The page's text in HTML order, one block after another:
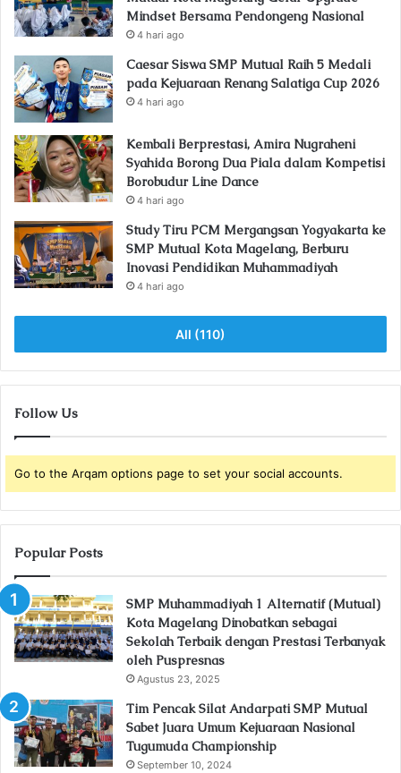
Mindset Bersama Pendongeng Nasional
4 hari ago
Caesar Siswa SMP Mutual Raih 5 Medali
pada Kejuaraan Renang Salatiga Cup 2026
4 hari ago
Kembali Berprestasi, Amira Nugraheni
Syahida Borong Dua Piala dalam Kompetisi
Borobudur Line Dance
4 hari ago
Study Tiru PCM Mergangsan Yogyakarta ke
SMP Mutual Kota Magelang, Berburu
Inovasi Pendidikan Muhammadiyah
4 hari ago
All (110)
Follow Us
Go to the Arqam options page to set your social accounts.
Popular Posts
SMP Muhammadiyah 1 Alternatif (Mutual)
Kota Magelang Dinobatkan sebagai
Sekolah Terbaik dengan Prestasi Terbanyak
oleh Puspresnas
Agustus 23, 2025
Tim Pencak Silat Andarpati SMP Mutual
Sabet Juara Umum Kejuaraan Nasional
Tugumuda Championship
September 10, 2024